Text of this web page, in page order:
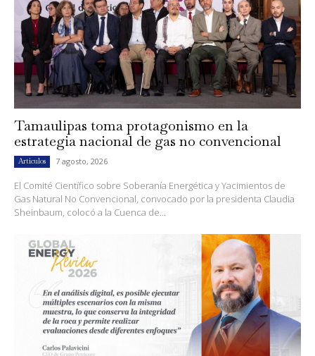
Tamaulipas toma protagonismo en la
estrategia nacional de gas no convencional
Artículos 7 agosto, 2026
El Comité Científico sobre Soberanía Energética y Yacimientos de
Gas Natural No Convencional, convocado por la presidenta Claudia
Sheinbaum, colocó a la Cuenca de...